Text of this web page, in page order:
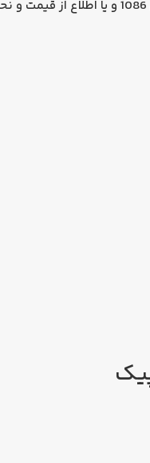
و یا اطلاع از قیمت